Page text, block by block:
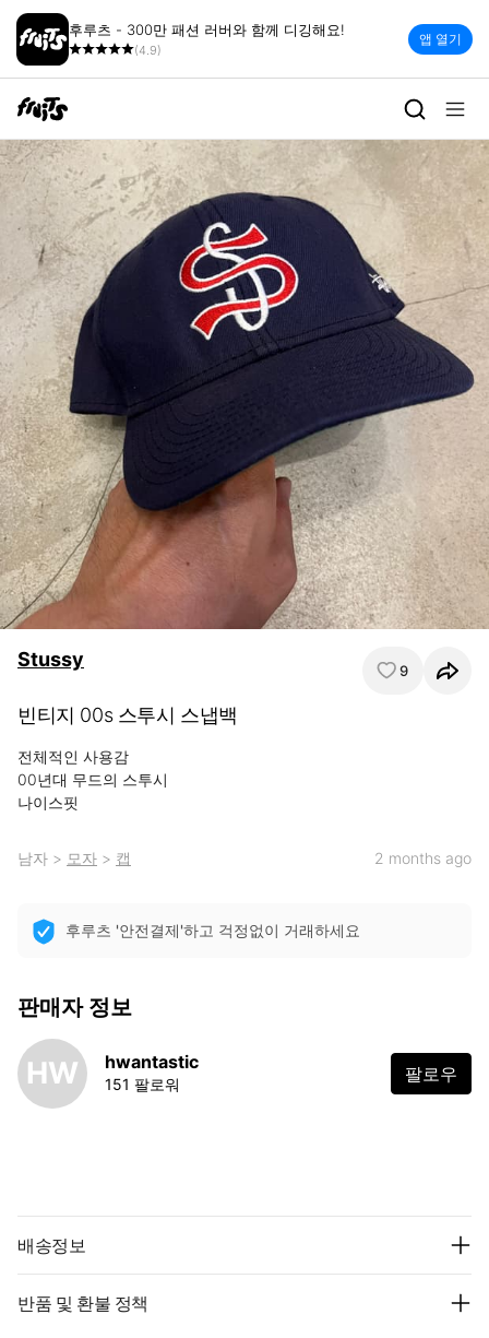
후루츠 - 300만 패션 러버와 함께 디깅해요!
(4.9)
앱 열기
Stussy 9
빈티지 00s 스투시 스냅백
전체적인 사용감
00년대 무드의 스투시
나이스핏
남자 > 모자 > 캡 2 months ago
후루츠 '안전결제'하고 걱정없이 거래하세요
판매자 정보
HW hwantastic
151 팔로워 팔로우
배송정보
반품 및 환불 정책